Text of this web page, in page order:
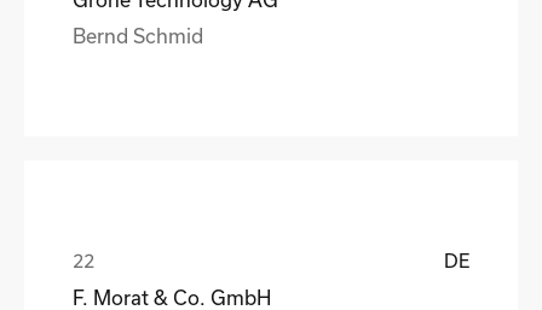
Bernd Schmid
DE
F. Morat & Co. GmbH